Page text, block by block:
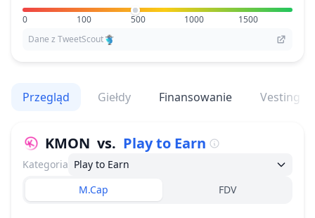
0 100 500 1000
1500
Dane z TweetScout
Przegląd Giełdy Finansowanie Vesting
KMON vs. Play to Earn
Kategoria Play to Earn
M.Cap
FDV